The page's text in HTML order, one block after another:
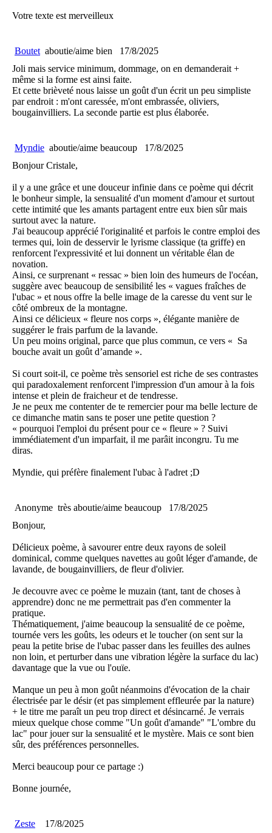
Votre texte est merveilleux
Boutet aboutie/aime bien
17/8/2025
Joli mais service minimum, dommage, on en demanderait +
même si la forme est ainsi faite.
Et cette brièveté nous laisse un goût d'un écrit un peu simpliste
par endroit : m'ont caressée, m'ont embrassée, oliviers,
bougainvilliers. La seconde partie est plus élaborée.
Myndie aboutie/aime beaucoup
17/8/2025
Bonjour Cristale,
il y a une grâce et une douceur infinie dans ce poème qui décrit
le bonheur simple, la sensualité d'un moment d'amour et surtout
cette intimité que les amants partagent entre eux bien sûr mais
surtout avec la nature.
J'ai beaucoup apprécié l'originalité et parfois le contre emploi des
termes qui, loin de desservir le lyrisme classique (ta griffe) en
renforcent l'expressivité et lui donnent un véritable élan de
novation.
Ainsi, ce surprenant « ressac » bien loin des humeurs de l'océan,
suggère avec beaucoup de sensibilité les « vagues fraîches de
l'ubac » et nous offre la belle image de la caresse du vent sur le
côté ombreux de la montagne.
Ainsi ce délicieux « fleure nos corps », élégante manière de
suggérer le frais parfum de la lavande.
Un peu moins original, parce que plus commun, ce vers « Sa
bouche avait un goût d’amande ».
Si court soit-il, ce poème très sensoriel est riche de ses contrastes
qui paradoxalement renforcent l'impression d'un amour à la fois
intense et plein de fraicheur et de tendresse.
Je ne peux me contenter de te remercier pour ma belle lecture de
ce dimanche matin sans te poser une petite question ?
« pourquoi l'emploi du présent pour ce « fleure » ? Suivi
immédiatement d'un imparfait, il me parâit incongru. Tu me
diras.
Myndie, qui préfère finalement l'ubac à l'adret ;D
Anonyme très aboutie/aime beaucoup
17/8/2025
Bonjour,
Délicieux poème, à savourer entre deux rayons de soleil
dominical, comme quelques navettes au goût léger d'amande, de
lavande, de bougainvilliers, de fleur d'olivier.
Je decouvre avec ce poème le muzain (tant, tant de choses à
apprendre) donc ne me permettrait pas d'en commenter la
pratique.
Thématiquement, j'aime beaucoup la sensualité de ce poème,
tournée vers les goûts, les odeurs et le toucher (on sent sur la
peau la petite brise de l'ubac passer dans les feuilles des aulnes
non loin, et perturber dans une vibration légère la surface du lac)
davantage que la vue ou l'ouïe.
Manque un peu à mon goût néanmoins d'évocation de la chair
électrisée par le désir (et pas simplement effleurée par la nature)
+ le titre me paraît un peu trop direct et désincarné. Je verrais
mieux quelque chose comme "Un goût d'amande" "L'ombre du
lac" pour jouer sur la sensualité et le mystère. Mais ce sont bien
sûr, des préférences personnelles.
Merci beaucoup pour ce partage :)
Bonne journée,
Zeste 17/8/2025